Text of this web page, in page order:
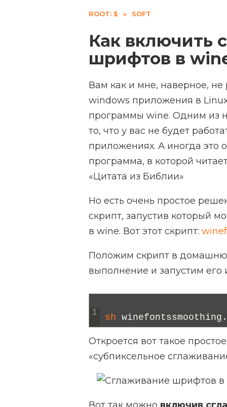
ROOT: $ » SOFT
Как включить
шрифтов в
Вам как и мне, наверное, не
windows приложения в
программы wine. Одним из
то, что у вас не будет
приложениях. А иногда это
программа, в которой
«Цитата из Библии»
Но есть очень простое
скрипт, запустив который
в wine. Вот этот скрипт:
Положим скрипт в
выполнение и запустим его
1 sh winefontssmoothing .
Откроется вот такое
«субпиксельное